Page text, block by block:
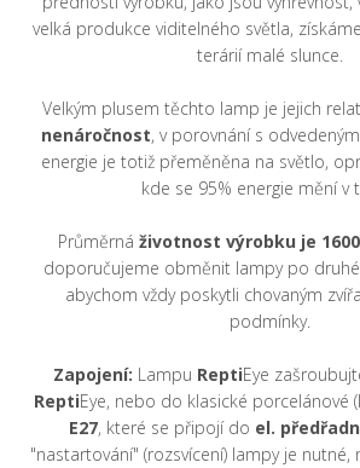
velká produkce viditelného světla,
terárií malé slunce.
Velkým plusem těchto lamp je jejich
nenáročnost, v porovnání s
energie je totiž přeměněna na světlo,
kde se 95% energie mění v
Průměrnáživotnost výrobku je
doporučujeme obměnit lampy po
abychom vždy poskytli chovaným
podmínky.
Zapojení: Lampu ReptiEye
ReptiEye, nebo do klasické porcelánové
E27, které se připojí do el.
"nastartování" (rozsvícení) lampy je